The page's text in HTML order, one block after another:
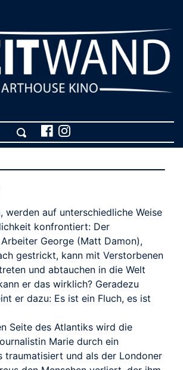
TRAILER
werden auf unterschiedliche Weise
konfrontiert: Der
George (Matt Damon),
gestrickt, kann mit Verstorbenen
und abtauchen in die Welt
er das wirklich? Geradezu
er dazu: Es ist ein Fluch, es ist
Seite des Atlantiks wird die
Marie durch ein
traumatisiert und als der Londoner